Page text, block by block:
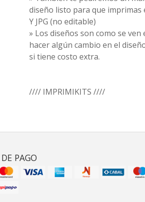
diseño listo para que imprimas
Y JPG (no editable)
» Los diseños son como se ven
hacer algún cambio en el
si tiene costo extra.
//// IMPRIMIKITS ////
PAGO